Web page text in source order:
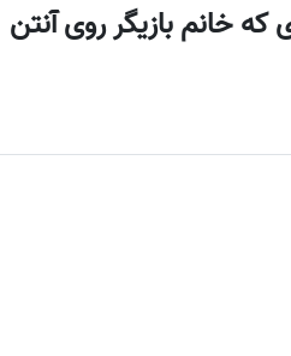
که خانم بازیگر روی آنتن